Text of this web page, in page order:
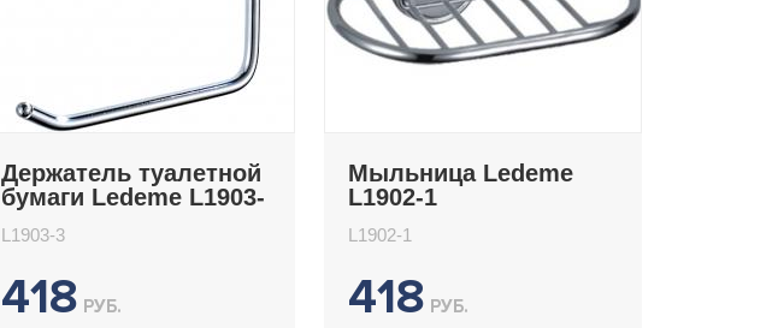
Держатель туалетной
бумаги Ledeme L1903-
L1903-3
418 РУБ.
Мыльница Ledeme
L1902-1
L1902-1
418 РУБ.